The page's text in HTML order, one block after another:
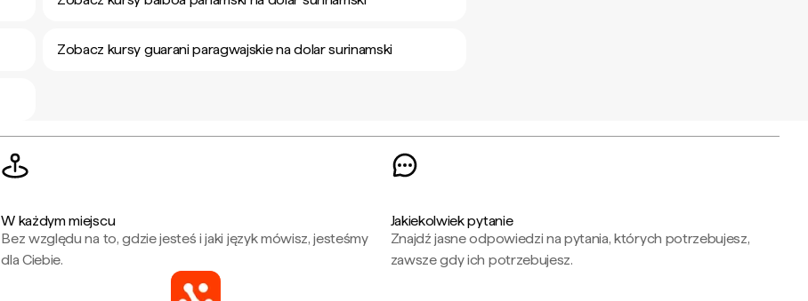
Zobacz kursy guarani paragwajskie na dolar surinamski
W każdym miejscu
Bez względu na to, gdzie jesteś i jaki język mówisz, jesteśmy
dla Ciebie.
Jakiekolwiek pytanie
Znajdź jasne odpowiedzi na pytania, których potrzebujesz,
zawsze gdy ich potrzebujesz.